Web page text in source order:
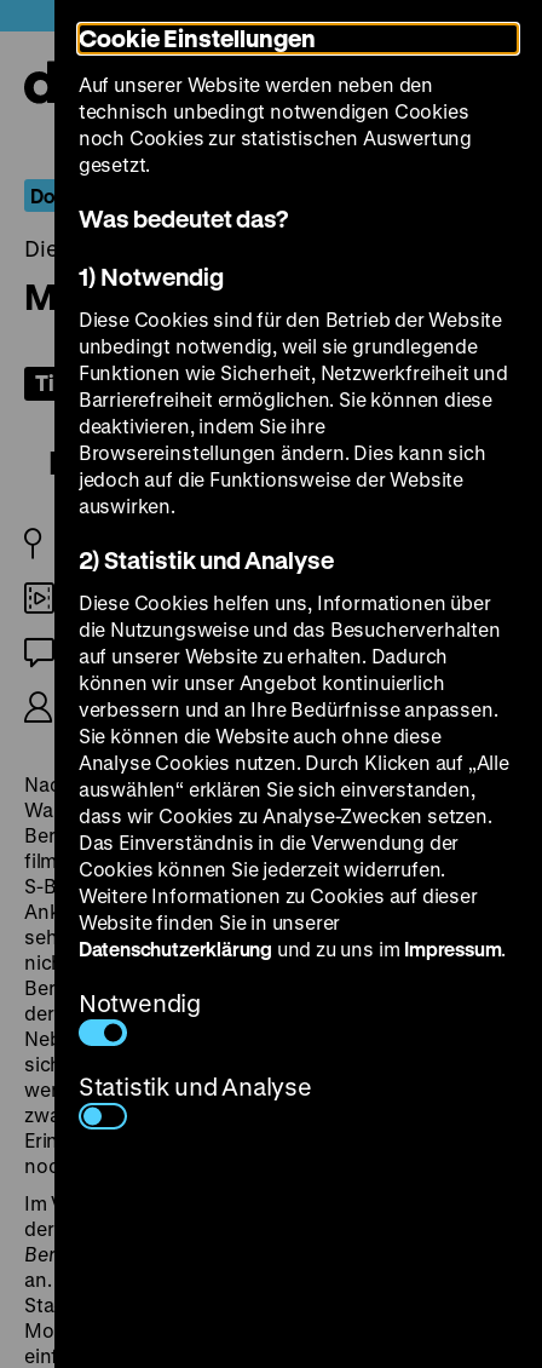
zum
Seiteninhalt
springen
Dokumentarische Positionen: Bernhard Sallmann
Dienstag, 31. Januar 2023, 19.00 Uhr
Menschen am Kanal
Tickets
Berlin JWD
D 2022
DCP
OF
R/K: Bernhard Sallmann, 74’
Nachdem er mit seinen vier Fontane-Filmen seine
Wahlheimat eher weiträumig umkreist hatte, schnürt
Bernhard Sallmann inBerlin JWDden Kreis enger und
filmt in den Außenbezirken der Hauptstadt, zwischen
S-Bahn-Ring und Stadtgrenze. Manchmal ist sogar, als
Anker im Bild, im Hintergrund der Fernsehturm zu
sehen. Aber Bernhard Sallmann lässt sich von ihm
nicht locken und entdeckt „janz weit draußen” ein
Berlin, das selbst vielen langjährigen Bewohner*innen
der Stadt fremd sein dürfte: ein kaum geordnetes
Nebeneinander von Baustellen, Gewerbegebieten, vor
sich hin dümpelnden Kanälen und trostlosen Brachen,
wenig Menschen, viel leerer Raum, eine Gegend, die
zwar bereits rettungslos Stadt ist, aber die die
Erinnerung an die Natur, die sich hier einst ausbreitete,
noch nicht ganz verdrängen konnte.
Im Verzicht auf einen Voice-Over-Kommentar und in
der oft lakonisch pointierten Bildgestaltung schließt
Berlin JWD
an. Mit einfachsten Mitteln gelingt Erstaunliches: Eine
Stadtsymphonie nach dem Ende der Utopien der
Moderne, eine posturbane Kartografie, die nicht
einfach nur von den Rändern her entworfen wird;
Cookie Einstellungen
Auf unserer Website werden neben den
technisch unbedingt notwendigen Cookies
noch Cookies zur statistischen Auswertung
gesetzt.
Was bedeutet das?
1) Notwendig
Diese Cookies sind für den Betrieb der Website
unbedingt notwendig, weil sie grundlegende
Funktionen wie Sicherheit, Netzwerkfreiheit und
Barrierefreiheit ermöglichen. Sie können diese
deaktivieren, indem Sie ihre
Browsereinstellungen ändern. Dies kann sich
jedoch auf die Funktionsweise der Website
auswirken.
2) Statistik und Analyse
Diese Cookies helfen uns, Informationen über
die Nutzungsweise und das Besucherverhalten
auf unserer Website zu erhalten. Dadurch
können wir unser Angebot kontinuierlich
verbessern und an Ihre Bedürfnisse anpassen.
Sie können die Website auch ohne diese
Analyse Cookies nutzen. Durch Klicken auf „Alle
auswählen“ erklären Sie sich einverstanden,
dass wir Cookies zu Analyse-Zwecken setzen.
Das Einverständnis in die Verwendung der
Cookies können Sie jederzeit widerrufen.
Weitere Informationen zu Cookies auf dieser
Website finden Sie in unserer
Datenschutzerklärung und zu uns im Impressum.
Notwendig
Statistik und Analyse